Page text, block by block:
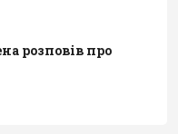
розповів про